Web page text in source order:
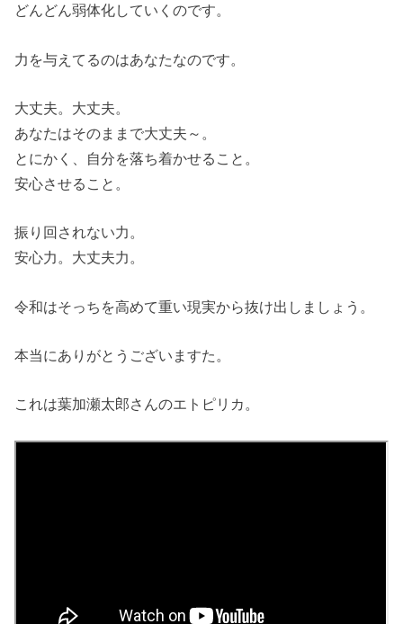
どんどん弱体化していくのです。
力を与えてるのはあなたなのです。
大丈夫。大丈夫。
あなたはそのままで大丈夫～。
とにかく、自分を落ち着かせること。
安心させること。
振り回されない力。
安心力。大丈夫力。
令和はそっちを高めて重い現実から抜け出しましょう。
本当にありがとうございますた。
これは葉加瀬太郎さんのエトピリカ。